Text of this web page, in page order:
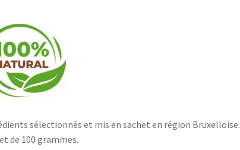
sélectionnés et mis en sachet en région Bruxelloise.
de 100 grammes.